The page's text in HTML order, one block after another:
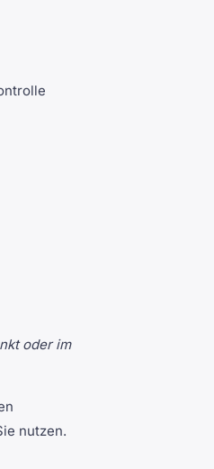
oder im
nutzen.